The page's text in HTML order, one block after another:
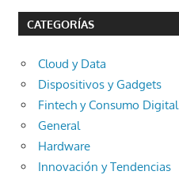
CATEGORÍAS
Cloud y Data
Dispositivos y Gadgets
Fintech y Consumo Digital
General
Hardware
Innovación y Tendencias